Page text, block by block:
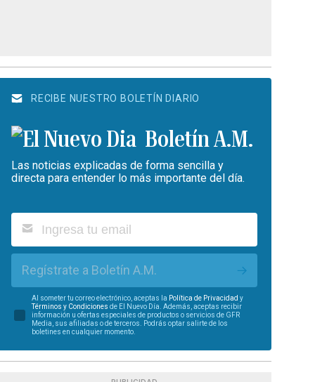
RECIBE NUESTRO BOLETÍN DIARIO
Boletín A.M.
Las noticias explicadas de forma sencilla y
directa para entender lo más importante del día.
Regístrate a Boletín A.M.
Al someter tu correo electrónico, aceptas la Política de Privacidad y
Términos y Condiciones de El Nuevo Día. Además, aceptas recibir
información u ofertas especiales de productos o servicios de GFR
Media, sus afiliadas o de terceros. Podrás optar salirte de los
boletines en cualquier momento.